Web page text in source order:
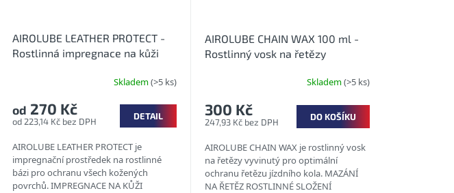
AIROLUBE LEATHER PROTECT -
Rostlinná impregnace na kůži
Skladem(>5 ks)
od 223,14 Kč bez DPH
od 270 Kč DETAIL
AIROLUBE LEATHER PROTECT je
impregnační prostředek na rostlinné
bázi pro ochranu všech kožených
povrchů. IMPREGNACE NA KŮŽI
AIROLUBE CHAIN WAX 100 ml -
Rostlinný vosk na řetězy
Skladem(>5 ks)
247,93 Kč bez DPH
300 Kč DO KOŠÍKU
AIROLUBE CHAIN WAX je rostlinný vosk
na řetězy vyvinutý pro optimální
ochranu řetězu jízdního kola. MAZÁNÍ
NA ŘETĚZ ROSTLINNÉ SLOŽENÍ